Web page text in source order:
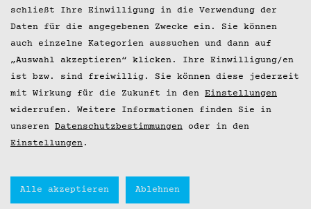
schließt Ihre Einwilligung in die Verwendung der
Daten für die angegebenen Zwecke ein. Sie können
auch einzelne Kategorien aussuchen und dann auf
„Auswahl akzeptieren“ klicken. Ihre Einwilligung/en
ist bzw. sind freiwillig. Sie können diese jederzeit
mit Wirkung für die Zukunft in den Einstellungen
widerrufen. Weitere Informationen finden Sie in
unseren Datenschutzbestimmungen oder in den
Einstellungen .
Alle akzeptieren Ablehnen